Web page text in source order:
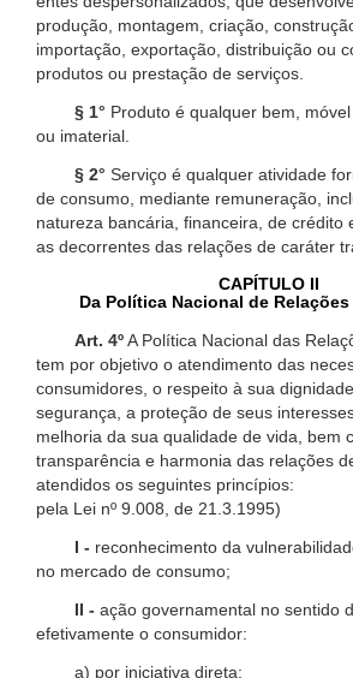
produção, montagem, criação,
importação, exportação, distribuição ou
produtos ou prestação de serviços.
§ 1° Produto é qualquer bem,
ou imaterial.
§ 2° Serviço é qualquer atividade
de consumo, mediante remuneração,
natureza bancária, financeira, de crédito
as decorrentes das relações de caráter
CAPÍTULO II
Da Política Nacional de
Art. 4ºA Política Nacional das
tem por objetivo o atendimento das
consumidores, o respeito à sua
segurança, a proteção de seus
melhoria da sua qualidade de vida, bem
transparência e harmonia das relações
atendidos os seguintes princípios:
pela Lei nº 9.008, de 21.3.1995)
I - reconhecimento da
no mercado de consumo;
II - ação governamental no sentido
efetivamente o consumidor:
a) por iniciativa direta;